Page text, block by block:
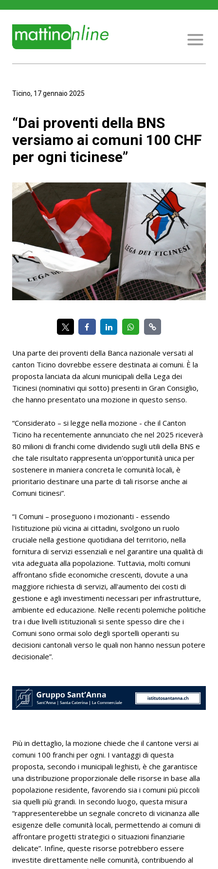
Ticino, 17 gennaio 2025
“Dai proventi della BNS
versiamo ai comuni 100 CHF
per ogni ticinese”
Una parte dei proventi della Banca nazionale versati al
canton Ticino dovrebbe essere destinata ai comuni. È la
proposta lanciata da alcuni municipali della Lega dei
Ticinesi (nominativi qui sotto) presenti in Gran Consiglio,
che hanno presentato una mozione in questo senso.
“Considerato – si legge nella mozione - che il Canton
Ticino ha recentemente annunciato che nel 2025 riceverà
80 milioni di franchi come dividendo sugli utili della BNS e
che tale risultato rappresenta un'opportunità unica per
sostenere in maniera concreta le comunità locali, è
prioritario destinare una parte di tali risorse anche ai
Comuni ticinesi”.
“I Comuni – proseguono i mozionanti - essendo
l'istituzione più vicina ai cittadini, svolgono un ruolo
cruciale nella gestione quotidiana del territorio, nella
fornitura di servizi essenziali e nel garantire una qualità di
vita adeguata alla popolazione. Tuttavia, molti comuni
affrontano sfide economiche crescenti, dovute a una
maggiore richiesta di servizi, all'aumento dei costi di
gestione e agli investimenti necessari per infrastrutture,
ambiente ed educazione. Nelle recenti polemiche politiche
tra i due livelli istituzionali si sente spesso dire che i
Comuni sono ormai solo degli sportelli operanti su
decisioni cantonali verso le quali non hanno nessun potere
decisionale”.
Più in dettaglio, la mozione chiede che il cantone versi ai
comuni 100 franchi per ogni. I vantaggi di questa
proposta, secondo i municipali leghisti, è che garantisce
una distribuzione proporzionale delle risorse in base alla
popolazione residente, favorendo sia i comuni più piccoli
sia quelli più grandi. In secondo luogo, questa misura
“rappresenterebbe un segnale concreto di vicinanza alle
esigenze delle comunità locali, permettendo ai comuni di
affrontare progetti strategici o situazioni finanziarie
delicate”. Infine, queste risorse potrebbero essere
investite direttamente nelle comunità, contribuendo al